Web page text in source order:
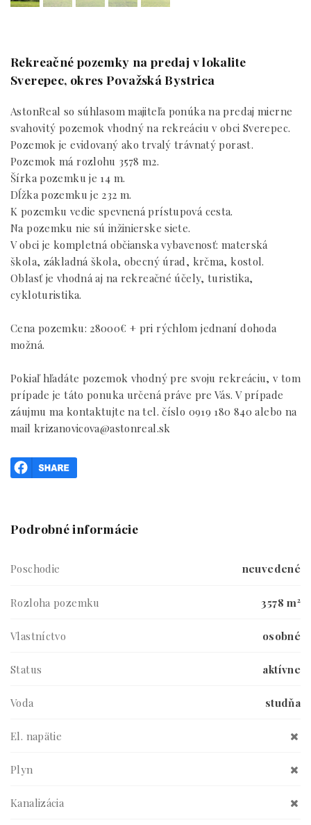
Rekreačné pozemky na predaj v lokalite
Sverepec, okres Považská Bystrica
AstonReal so súhlasom majiteľa ponúka na predaj mierne
svahovitý pozemok vhodný na rekreáciu v obci Sverepec.
Pozemok je evidovaný ako trvalý trávnatý porast.
Pozemok má rozlohu 3578 m2.
Šírka pozemku je 14 m.
Dĺžka pozemku je 232 m.
K pozemku vedie spevnená prístupová cesta.
Na pozemku nie sú inžinierske siete.
V obci je kompletná občianska vybavenosť: materská
škola, základná škola, obecný úrad, krčma, kostol.
Oblasť je vhodná aj na rekreačné účely, turistika,
cykloturistika.
Cena pozemku: 28000€ + pri rýchlom jednaní dohoda
možná.
Pokiaľ hľadáte pozemok vhodný pre svoju rekreáciu, v tom
prípade je táto ponuka určená práve pre Vás. V prípade
záujmu ma kontaktujte na tel. číslo 0919 180 840 alebo na
mail krizanovicova@astonreal.sk
Podrobné informácie
Poschodie neuvedené
Rozloha pozemku 3578 m²
Vlastníctvo osobné
Status aktívne
Voda studňa
El. napätie
Plyn
Kanalizácia